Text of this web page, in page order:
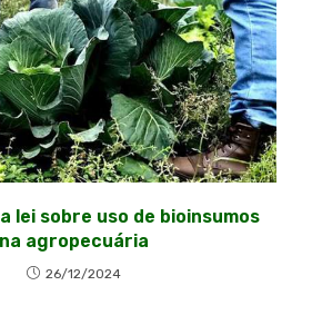
lei sobre uso de bioinsumos
na agropecuária
26/12/2024